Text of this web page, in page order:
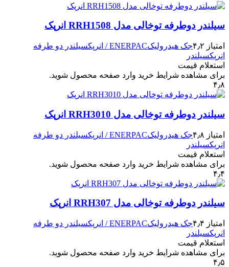
سیلندر دوطرفه توخالی مدل RRH1508 انرپک
امتیاز ۴٫۲ جک هیدرولیکENERPAC / انرپک
سیلندر دو طرفه
انرپکسیلندر
استعلام قیمت
برای مشاهده شرایط خرید وارد صفحه محصول شوید.
۴٫۸
سیلندر دوطرفه توخالی مدل RRH3010 انرپک
امتیاز ۴٫۸ جک هیدرولیکENERPAC / انرپک
سیلندر دو طرفه
انرپکسیلندر
استعلام قیمت
برای مشاهده شرایط خرید وارد صفحه محصول شوید.
۴٫۴
سیلندر دوطرفه توخالی مدل RRH307 انرپک
امتیاز ۴٫۴ جک هیدرولیکENERPAC / انرپک
سیلندر دو طرفه
انرپکسیلندر
استعلام قیمت
برای مشاهده شرایط خرید وارد صفحه محصول شوید.
۴٫۵